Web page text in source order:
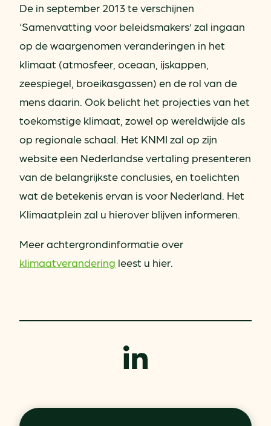
De in september 2013 te verschijnen
‘Samenvatting voor beleidsmakers’ zal ingaan
op de waargenomen veranderingen in het
klimaat (atmosfeer, oceaan, ijskappen,
zeespiegel, broeikasgassen) en de rol van de
mens daarin. Ook belicht het projecties van het
toekomstige klimaat, zowel op wereldwijde als
op regionale schaal. Het KNMI zal op zijn
website een Nederlandse vertaling presenteren
van de belangrijkste conclusies, en toelichten
wat de betekenis ervan is voor Nederland. Het
Klimaatplein zal u hierover blijven informeren.
Meer achtergrondinformatie over
klimaatverandering leest u hier.